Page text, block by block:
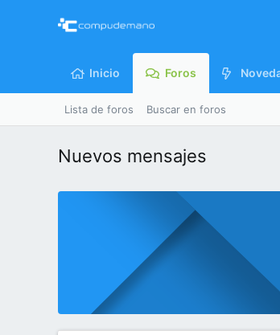
Inicio Foros
Lista de foros Buscar en foros
Nuevos mensajes